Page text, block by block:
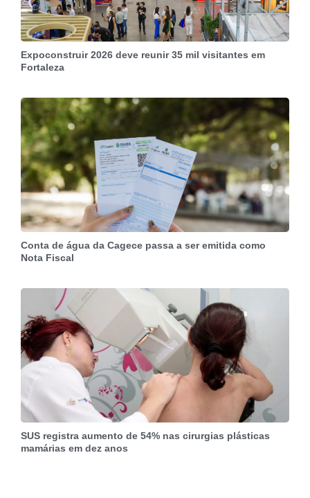
Expoconstruir 2026 deve reunir 35 mil visitantes em
Fortaleza
Conta de água da Cagece passa a ser emitida como
Nota Fiscal
SUS registra aumento de 54% nas cirurgias plásticas
mamárias em dez anos